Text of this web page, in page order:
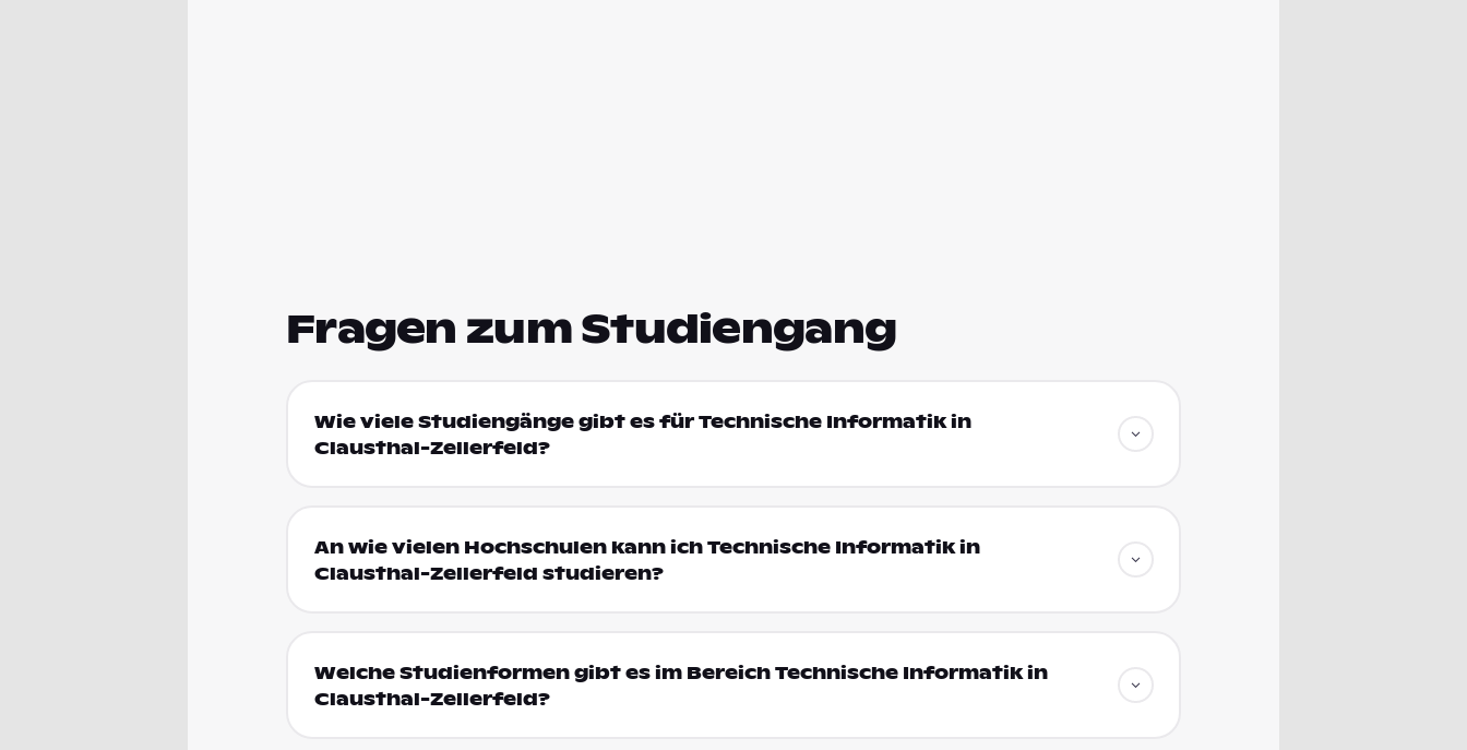
Fragen zum Studiengang
Wie viele Studiengänge gibt es für Technische Informatik in
Clausthal-Zellerfeld?
An wie vielen Hochschulen kann ich Technische Informatik in
Clausthal-Zellerfeld studieren?
Welche Studienformen gibt es im Bereich Technische Informatik in
Clausthal-Zellerfeld?